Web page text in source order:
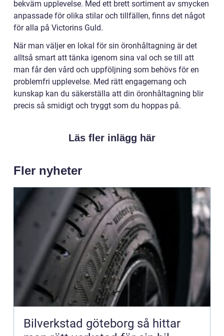
bekväm upplevelse. Med ett brett sortiment av smycken
anpassade för olika stilar och tillfällen, finns det något
för alla på Victorins Guld.
När man väljer en lokal för sin öronhåltagning är det
alltså smart att tänka igenom sina val och se till att
man får den vård och uppföljning som behövs för en
problemfri upplevelse. Med rätt engagemang och
kunskap kan du säkerställa att din öronhåltagning blir
precis så smidigt och tryggt som du hoppas på.
Läs fler inlägg här
Fler nyheter
Bilverkstad göteborg så hittar